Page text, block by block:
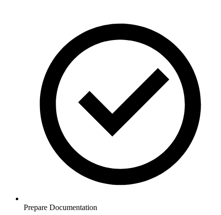
Prepare Documentation